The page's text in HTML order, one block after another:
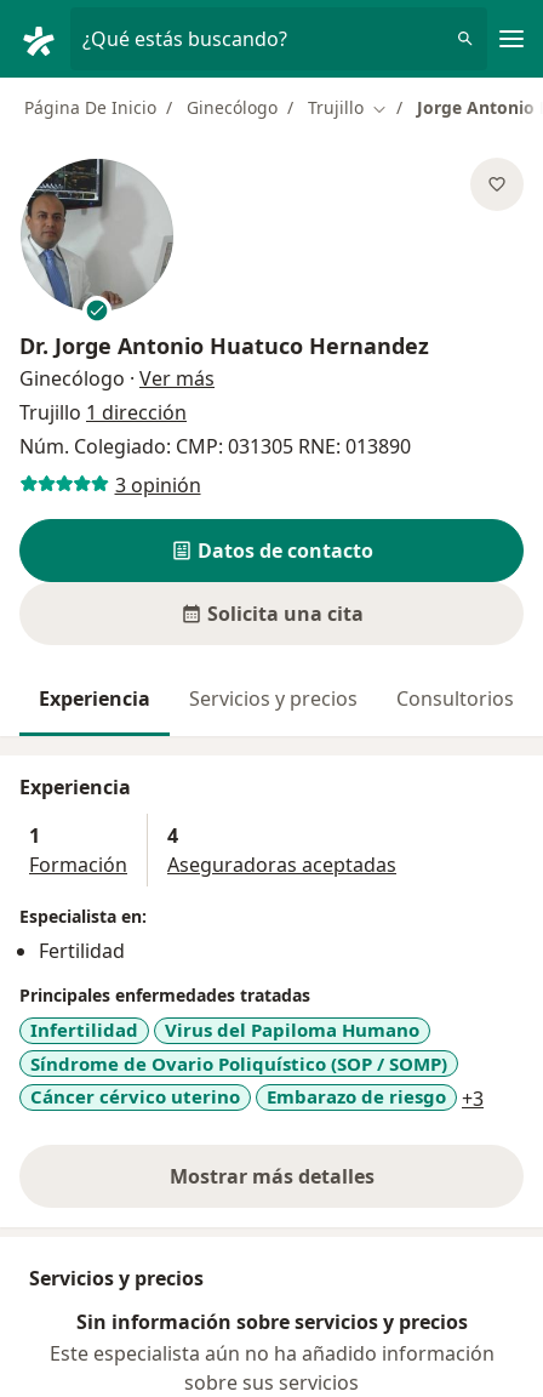
¿Qué estás buscando?
Página De Inicio Ginecólogo Trujillo Cambiar de ciudad
Jorge Antonio
Dr. Jorge Antonio Huatuco Hernandez
Ginecólogo · Ver más
Trujillo 1 dirección
Núm. Colegiado: CMP: 031305 RNE: 013890
3 opinión
Datos de contacto
Solicita una cita
Experiencia Servicios y precios Consultorios
Experiencia
1
Formación
4
Aseguradoras aceptadas
Especialista en:
Fertilidad
Principales enfermedades tratadas
Infertilidad
Virus del Papiloma Humano
Síndrome de Ovario Poliquístico (SOP / SOMP)
Cáncer cérvico uterino
Embarazo de riesgo +3
Mostrar más detalles
sobre la experiencia
Servicios y precios
Sin información sobre servicios y precios
Este especialista aún no ha añadido información
sobre sus servicios